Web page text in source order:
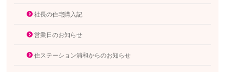
社長の住宅購入記
営業日のお知らせ
住ステーション浦和からのお知らせ